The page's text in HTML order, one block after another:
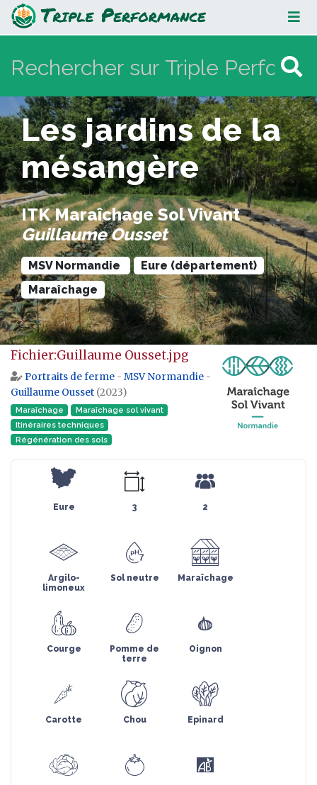
Les jardins de la mésangère
Les jardins de la
mésangère
ITK Maraîchage Sol Vivant
Guillaume Ousset
MSV Normandie
Eure (département)
Maraîchage
Aller à :navigation ,rechercher
Fichier:Guillaume Ousset.jpg
Portraits de ferme - MSV Normandie -
Guillaume Ousset (2023)
Maraîchage
Maraîchage sol vivant
Itinéraires techniques
Régénération des sols
Eure 3 2
Argilo-
limoneux
Sol neutre Maraîchage
Courge
Pomme de
terre
Oignon
Carotte Chou Epinard